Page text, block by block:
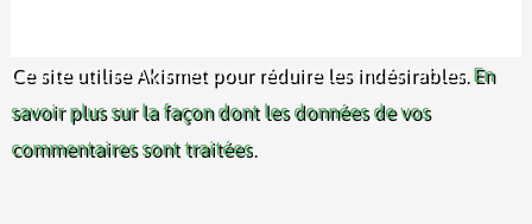
Ce site utilise Akismet pour réduire les indésirables. En
savoir plus sur la façon dont les données de vos
commentaires sont traitées.